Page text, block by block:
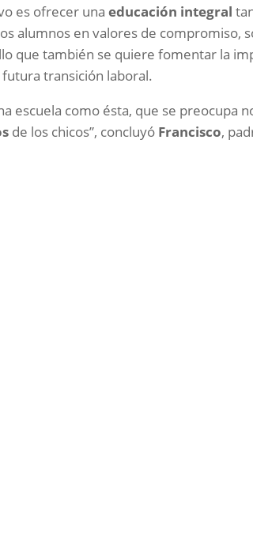
es ofrecer unaeducación integral
alumnos en valores de compromiso,
que también se quiere fomentar la
transición laboral.
escuela como ésta, que se
de los chicos”, concluyó Francisco,